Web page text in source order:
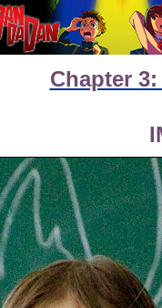
Chapter